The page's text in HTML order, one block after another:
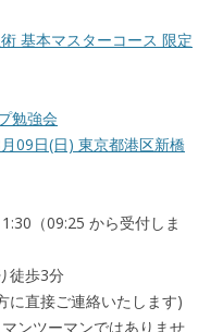
基本マスターコース 限定
勉強会
09日(日) 東京都港区新橋
（09:25 から受付しま
徒歩3分
に直接ご連絡いたします)
ンツーマンではありませ